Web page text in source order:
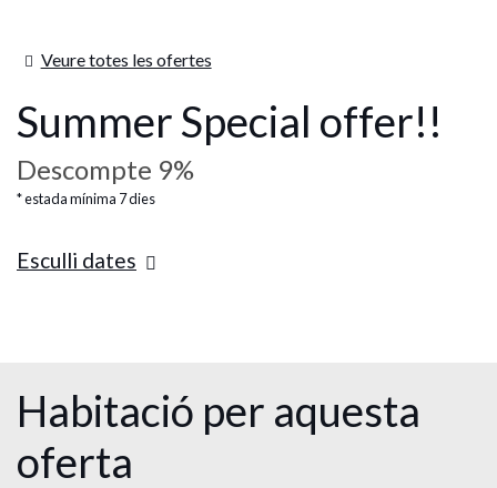
Veure totes les ofertes
Summer Special offer!!
Descompte 9%
estada mínima 7 dies
Esculli dates
Habitació per aquesta
oferta